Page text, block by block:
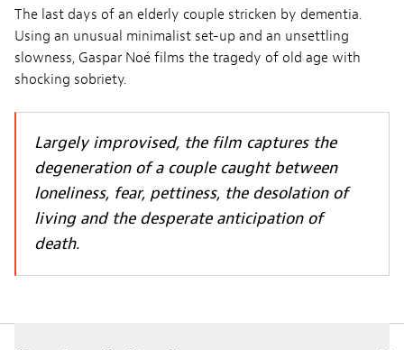
The last days of an elderly couple stricken by dementia.
Using an unusual minimalist set-up and an unsettling
slowness, Gaspar Noé films the tragedy of old age with
shocking sobriety.
Largely improvised, the film captures the
degeneration of a couple caught between
loneliness, fear, pettiness, the desolation of
living and the desperate anticipation of
death.